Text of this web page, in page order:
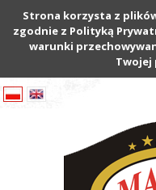
Strona korzysta z
zgodnie z Polityką
warunki
Twojej